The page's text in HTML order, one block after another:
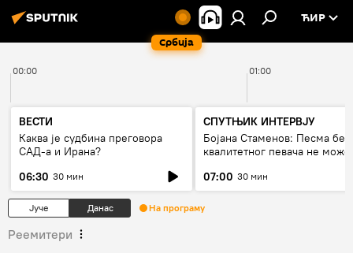
Србија
ЋИР
00:00 01:00
ВЕСТИ
Каква је судбина преговора
САД-а и Ирана?
06:30 30 мин
СПУТЊИК ИНТЕРВЈУ
Бојана Стаменов: Песма без
квалитетног певача не може
07:00 30 мин
Јуче Данас На програму
Реемитери